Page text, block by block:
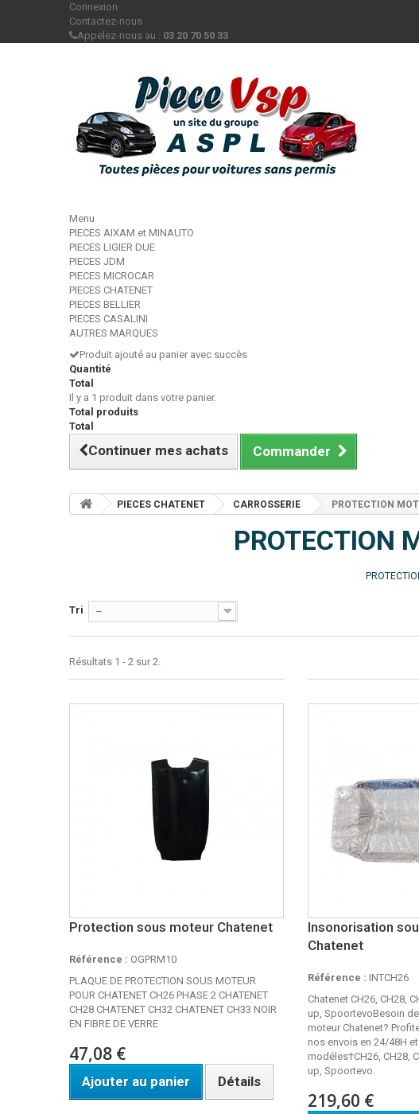
Connexion
Contactez-nous
Appelez-nous au : 03 20 70 50 33
Menu
PIECES AIXAM et MINAUTO
PIECES LIGIER DUE
PIECES JDM
PIECES MICROCAR
PIECES CHATENET
PIECES BELLIER
PIECES CASALINI
AUTRES MARQUES
Produit ajouté au panier avec succès
Quantité
Total
Il y a 1 produit dans votre panier.
Total produits
Total
Continuer mes achats Commander
PIECES CHATENET CARROSSERIE PROTECTION
PROTECTION
Tri --
Résultats 1 - 2 sur 2.
Protection sous moteur Chatenet
Référence : OGPRM10
PLAQUE DE PROTECTION SOUS MOTEUR
POUR CHATENET CH26 PHASE 2 CHATENET
CH28 CHATENET CH32 CHATENET CH33 NOIR
EN FIBRE DE VERRE
47,08 €
Ajouter au panier Détails
Insonorisation
Chatenet
Référence : INTCH26
Chatenet CH26, CH28,
up, SpoortevoBesoin
moteur Chatenet?
nos envois en 24/48H
modéles†CH26, CH28,
up, Spoortevo.
219,60 €